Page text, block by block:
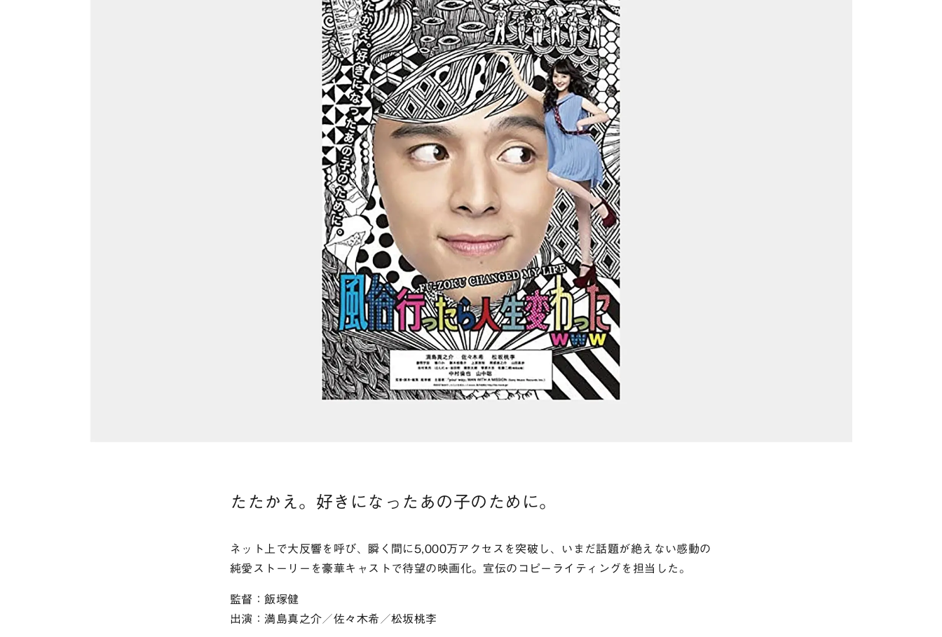
たたかえ。好きになったあの子のために。
ネット上で大反響を呼び、瞬く間に5,000万アクセスを突破し、いまだ話題が絶えない感動の
純愛ストーリーを豪華キャストで待望の映画化。宣伝のコピーライティングを担当した。
監督：飯塚健
出演：満島真之介／佐々木希／松坂桃李